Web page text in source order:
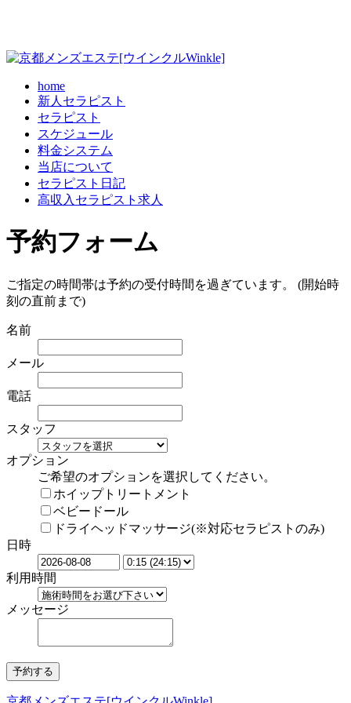
home
新人セラピスト
セラピスト
スケジュール
料金システム
当店について
セラピスト日記
高収入セラピスト求人
予約フォーム
ご指定の時間帯は予約の受付時間を過ぎています。 (開始時
刻の直前まで)
名前
メール
電話
スタッフ
オプション
ご希望のオプションを選択してください。
ホイップトリートメント
ベビードール
ドライヘッドマッサージ(※対応セラピストのみ)
日時
利用時間
メッセージ